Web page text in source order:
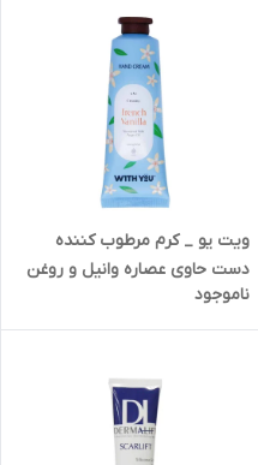
ویت یو _ کرم مرطوب کننده
دست حاوی عصاره وانیل و روغن
آرگان
ناموجود